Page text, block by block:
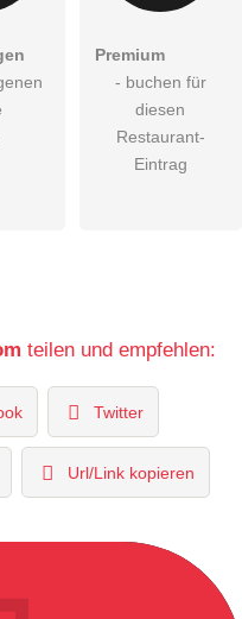
Premium
- buchen für
diesen
Restaurant-
Eintrag
teilen und empfehlen:
Twitter
Url/Link kopieren